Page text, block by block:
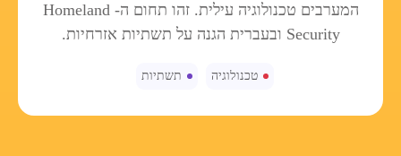
המערבים טכנולוגיה עילית. זהו תחום ה-Homeland
Security ובעברית הגנה על תשתיות אזרחיות.
טכנולוגיה תשתיות